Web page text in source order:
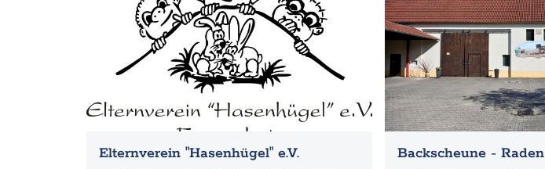
Elternverein "Hasenhügel" e.V. Backscheune - Raden